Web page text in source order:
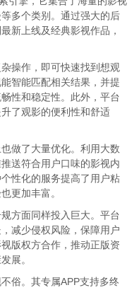
多个类别。通过强大的后
新上线及经典影视作品，
操作，即可快速找到想观
智能匹配相关结果，并提
性和稳定性。此外，平台
了观影的便利性和舒适
做了大量优化。利用大数
送符合用户口味的影视内
性化的服务提高了用户粘
更加丰富。
方面同样投入巨大。平台
减少侵权风险，保障用户
版权方合作，推动正版资
展。
俗。其专属APP支持多终